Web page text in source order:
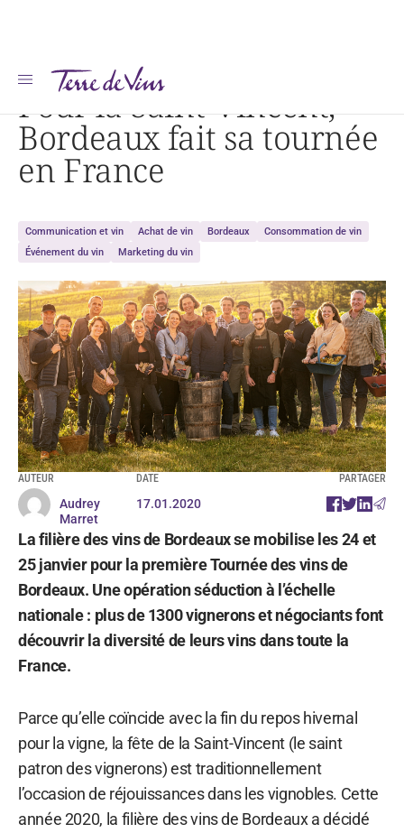
Accueil Pour la Saint-Vincent, Bordeaux fait sa tournée en France
Pour la Saint-Vincent,
Bordeaux fait sa tournée
en France
Communication et vin Achat de vin Bordeaux
Consommation de vin
Événement du vin
Marketing du vin
AUTEUR
Audrey
Marret
DATE
17.01.2020
PARTAGER
La filière des vins de Bordeaux se mobilise les 24 et
25 janvier pour la première Tournée des vins de
Bordeaux. Une opération séduction à l’échelle
nationale : plus de 1300 vignerons et négociants font
découvrir la diversité de leurs vins dans toute la
France.
Parce qu’elle coïncide avec la fin du repos hivernal
pour la vigne, la fête de la Saint-Vincent (le saint
patron des vignerons) est traditionnellement
l’occasion de réjouissances dans les vignobles. Cette
année 2020, la filière des vins de Bordeaux a décidé